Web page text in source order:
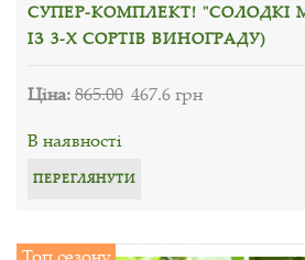
СУПЕР-КОМПЛЕКТ! "СОЛОДКІ
ІЗ 3-Х СОРТІВ ВИНОГРАДУ)
Ціна:865.00 467.6 грн
В наявності
ПЕРЕГЛЯНУТИ